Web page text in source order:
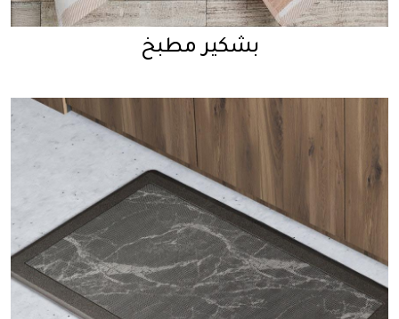
بشكير مطبخ